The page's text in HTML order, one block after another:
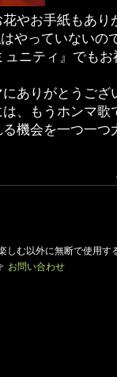
花やお手紙もあ
やっていないの
ュニティ』でも
ありがとうござ
、もうホンマ歌
機会を一つ一つ
しむ以外に無断で使用す
お問い合わせ